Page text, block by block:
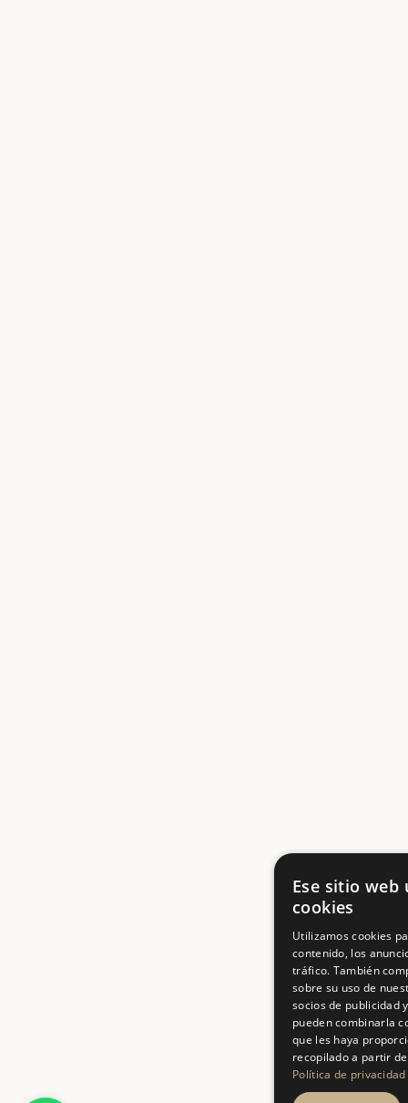
Ese sitio web
cookies
Utilizamos cookies
contenido, los
tráfico. También
sobre su uso de
socios de publicidad
pueden combinarla
que les haya
recopilado a partir
Política de privacidad